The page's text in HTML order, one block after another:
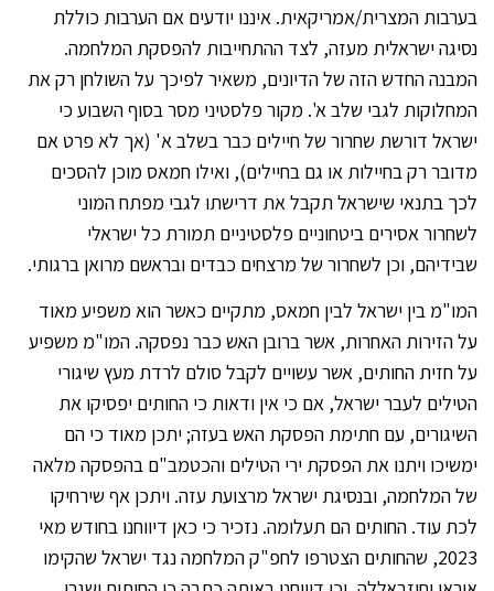
בערבות המצרית/אמריקאית. איננו יודעים אם הערבות כוללת
נסיגה ישראלית מעזה, לצד ההתחייבות להפסקת המלחמה.
המבנה החדש הזה של הדיונים, משאיר לפיכך על השולחן רק את
המחלוקות לגבי שלב א'. מקור פלסטיני מסר בסוף השבוע כי
ישראל דורשת שחרור של חיילים כבר בשלב א' (אך לא פרט אם
מדובר רק בחיילות או גם בחיילים), ואילו חמאס מוכן להסכים
לכך בתנאי שישראל תקבל את דרישתו לגבי מפתח המוני
לשחרור אסירים ביטחוניים פלסטיניים תמורת כל ישראלי
שבידיהם, וכן לשחרור של מרצחים כבדים ובראשם מרואן ברגותי.
המו"מ בין ישראל לבין חמאס, מתקיים כאשר הוא משפיע מאוד
על הזירות האחרות, אשר ברובן האש כבר נפסקה. המו"מ משפיע
על חזית החותים, אשר עשויים לקבל סולם לרדת מעץ שיגורי
הטילים לעבר ישראל, אם כי אין ודאות כי החותים יפסיקו את
השיגורים, עם חתימת הפסקת האש בעזה; יתכן מאוד כי הם
ימשיכו ויתנו את הפסקת ירי הטילים והכטמב"ם בהפסקה מלאה
של המלחמה, ובנסיגת ישראל מרצועת עזה. ויתכן אף שירחיקו
לכת עוד. החותים הם תעלומה. נזכיר כי כאן דיווחנו בחודש מאי
2023, שהחותים הצטרפו לחפ"ק המלחמה נגד ישראל שהקימו